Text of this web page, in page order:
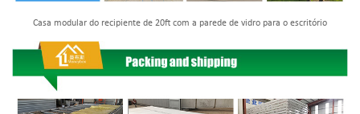
Casa modular do recipiente de 20ft com a parede de vidro para o escritório